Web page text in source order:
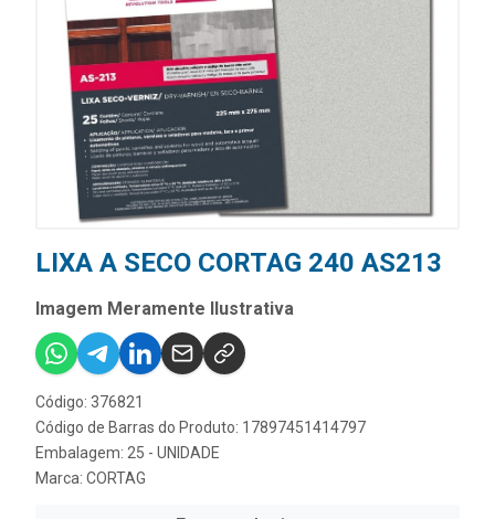
LIXA A SECO CORTAG 240 AS213
Imagem Meramente Ilustrativa
Código: 376821
Código de Barras do Produto: 17897451414797
Embalagem: 25 - UNIDADE
Marca: CORTAG